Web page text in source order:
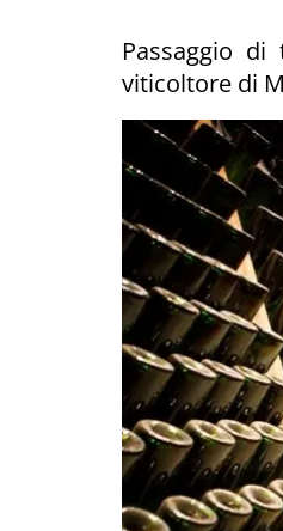
Passaggio
viticoltore di